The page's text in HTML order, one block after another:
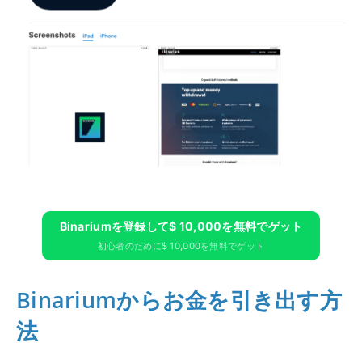
Binariumを登録して$ 10,000を無料でゲット
初心者のために$ 10,000を無料でゲット
Binariumからお金を引き出す方
法